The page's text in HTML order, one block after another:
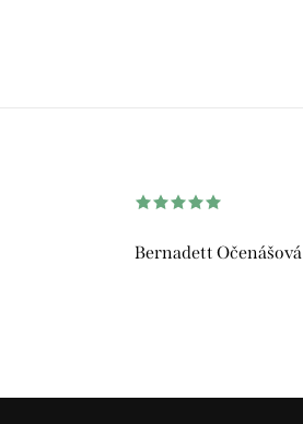
Bernadett Očenášová